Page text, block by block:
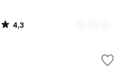
4,3
/